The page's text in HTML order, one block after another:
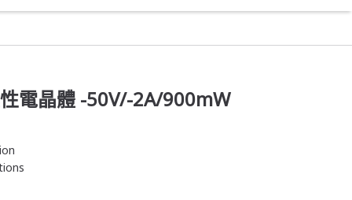
電晶體 -50V/-2A/900mW